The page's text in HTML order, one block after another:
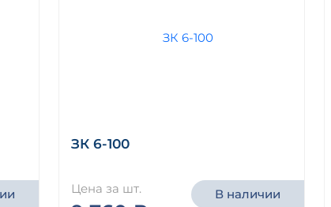
ЗК 6-100
Цена за шт. В наличии